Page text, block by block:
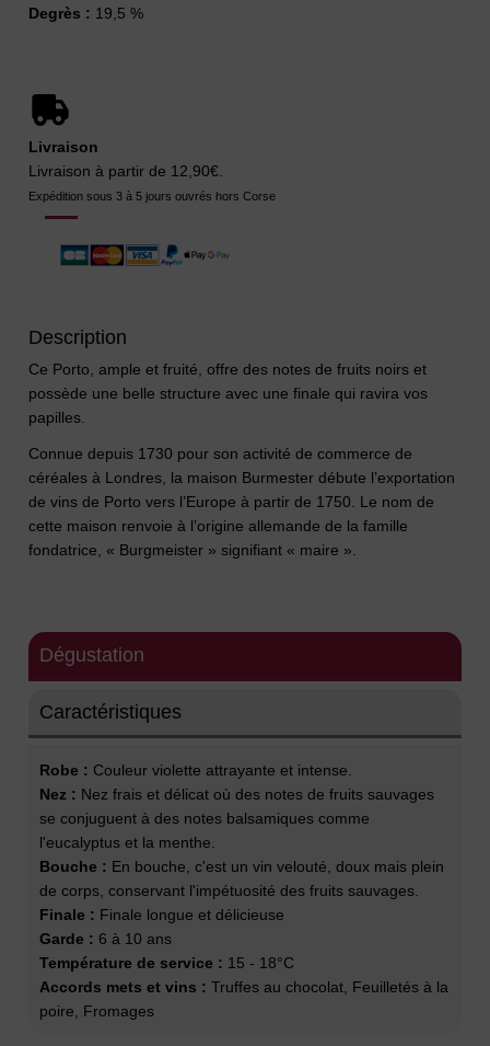
Degrès : 19,5 %
Livraison
Livraison à partir de 12,90€.
Expédition sous 3 à 5 jours ouvrés hors Corse
Description
Ce Porto, ample et fruité, offre des notes de fruits noirs et
possède une belle structure avec une finale qui ravira vos
papilles.
Connue depuis 1730 pour son activité de commerce de
céréales à Londres, la maison Burmester débute l’exportation
de vins de Porto vers l’Europe à partir de 1750. Le nom de
cette maison renvoie à l’origine allemande de la famille
fondatrice, « Burgmeister » signifiant « maire ».
Dégustation
Caractéristiques
Robe : Couleur violette attrayante et intense.
Nez : Nez frais et délicat où des notes de fruits sauvages
se conjuguent à des notes balsamiques comme
l'eucalyptus et la menthe.
Bouche : En bouche, c'est un vin velouté, doux mais plein
de corps, conservant l'impétuosité des fruits sauvages.
Finale : Finale longue et délicieuse
Garde : 6 à 10 ans
Température de service : 15 - 18°C
Accords mets et vins : Truffes au chocolat, Feuilletés à la
poire, Fromages